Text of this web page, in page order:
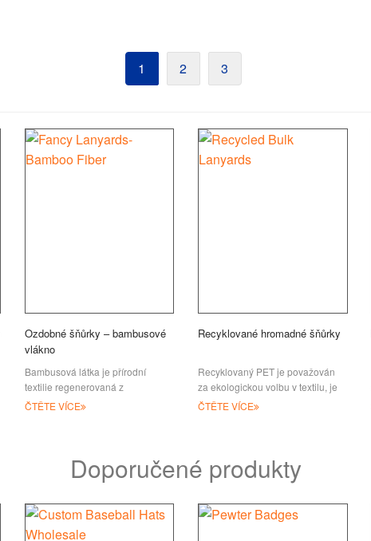
1 2 3
Ozdobné šňůrky – bambusové
vlákno
Bambusová látka je přírodní
textilie regenerovaná z
bambusové rostliny. Je to skvělá
ČTĚTE VÍCE
Recyklované hromadné šňůrky
Recyklovaný PET je považován
za ekologickou volbu v textilu, je
to odolná a všestranná látka
ČTĚTE VÍCE
Doporučené produkty